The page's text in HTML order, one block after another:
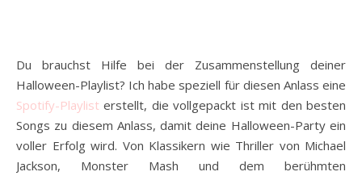
Du brauchst Hilfe bei der Zusammenstellung deiner
Halloween-Playlist? Ich habe speziell für diesen Anlass eine
Spotify-Playlist erstellt, die vollgepackt ist mit den besten
Songs zu diesem Anlass, damit deine Halloween-Party ein
voller Erfolg wird. Von Klassikern wie Thriller von Michael
Jackson, Monster Mash und dem berühmten